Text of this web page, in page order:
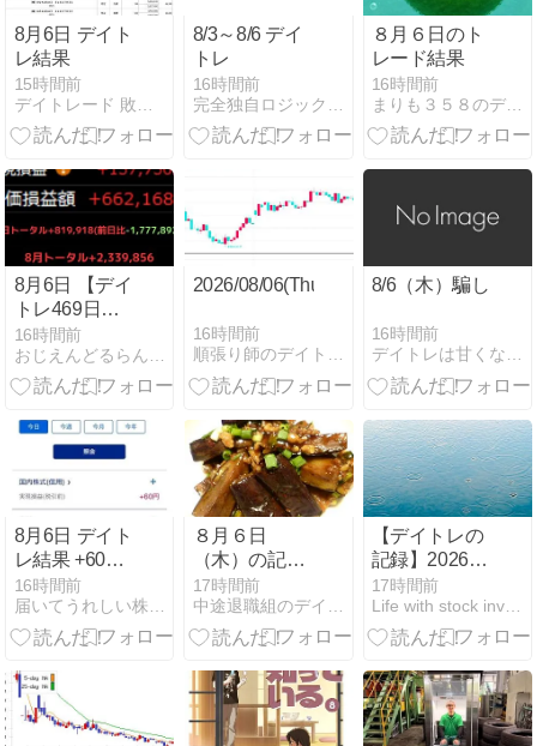
8月6日 デイト
レ結果
15時間前
8/3～8/6 デイ
トレ
16時間前
８月６日のト
レード結果
16時間前
まりも３５８のデイトレ日誌
8月6日 【デイ
トレ469日
目】〜これは
負けだ。実現
プラスでも含
激減。AI関連
に逆風、危険
な状況に逆戻
り〜
16時間前
2026/08/06(Thu)
16時間前
8/6（木）騙し
16時間前
8月6日 デイト
レ結果 +60円
後場マイテン
からの微プラ
ス
16時間前
８月６日
（木）の記録
☆
17時間前
【デイトレの
記録】2026年
8月6日
17時間前
Life with stock investment